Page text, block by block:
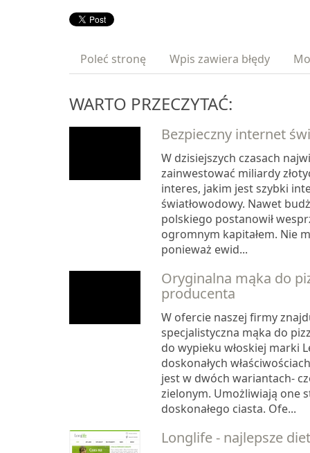
Poleć stronę Wpis zawiera błędy
WARTO PRZECZYTAĆ:
Bezpieczny internet
W dzisiejszych czasach
zainwestować miliardy
interes, jakim jest szybki
światłowodowy. Nawet
polskiego postanowił
ogromnym kapitałem. Nie
ponieważ ewid...
Oryginalna mąka do
producenta
W ofercie naszej firmy
specjalistyczna mąka do
do wypieku włoskiej marki
doskonałych
jest w dwóch wariantach-
zielonym. Umożliwiają one
doskonałego ciasta. Ofe...
Longlife - najlepsze